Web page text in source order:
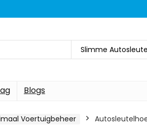
Slimme
Blogs
Voertuigbeheer